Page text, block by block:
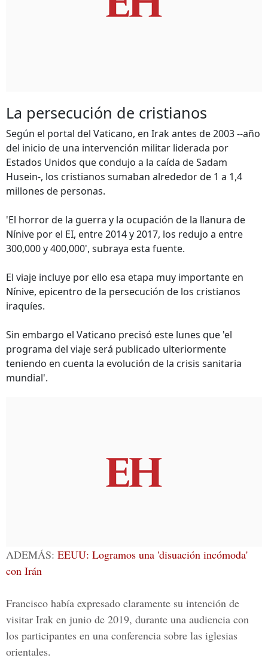
La persecución de cristianos
Según el portal del Vaticano, en Irak antes de 2003 --año
del inicio de una intervención militar liderada por
Estados Unidos que condujo a la caída de Sadam
Husein-, los cristianos sumaban alrededor de 1 a 1,4
millones de personas.
'El horror de la guerra y la ocupación de la llanura de
Nínive por el EI, entre 2014 y 2017, los redujo a entre
300,000 y 400,000', subraya esta fuente.
El viaje incluye por ello esa etapa muy importante en
Nínive, epicentro de la persecución de los cristianos
iraquíes.
Sin embargo el Vaticano precisó este lunes que 'el
programa del viaje será publicado ulteriormente
teniendo en cuenta la evolución de la crisis sanitaria
mundial'.
ADEMÁS: EEUU: Logramos una 'disuación incómoda'
con Irán
Francisco había expresado claramente su intención de
visitar Irak en junio de 2019, durante una audiencia con
los participantes en una conferencia sobre las iglesias
orientales.